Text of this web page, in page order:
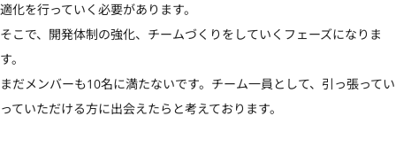
適化を行っていく必要があります。
そこで、開発体制の強化、チームづくりをしていくフェーズになりま
す。
まだメンバーも10名に満たないです。チーム一員として、引っ張ってい
っていただける方に出会えたらと考えております。